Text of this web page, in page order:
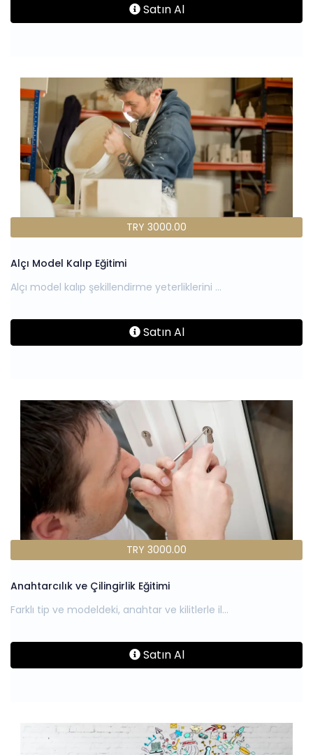
Satın Al
TRY 3000.00
Alçı Model Kalıp Eğitimi
Satın Al
TRY 3000.00
Anahtarcılık ve Çilingirlik Eğitimi
Satın Al